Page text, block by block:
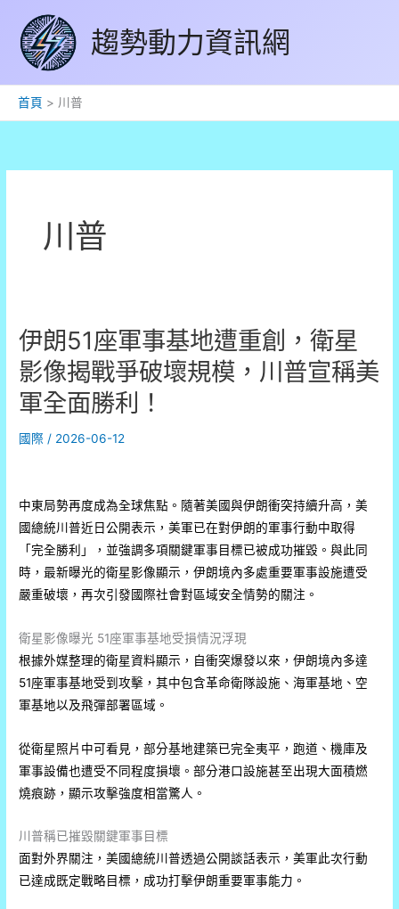
容
趨勢動力資訊網
首頁 川普
川普
伊朗51座軍事基地遭重創，衛星
影像揭戰爭破壞規模，川普宣稱美
軍全面勝利！
國際 / 2026-06-12
中東局勢再度成為全球焦點。隨著美國與伊朗衝突持續升高，美
國總統川普近日公開表示，美軍已在對伊朗的軍事行動中取得
「完全勝利」，並強調多項關鍵軍事目標已被成功摧毀。與此同
時，最新曝光的衛星影像顯示，伊朗境內多處重要軍事設施遭受
嚴重破壞，再次引發國際社會對區域安全情勢的關注。
衛星影像曝光 51座軍事基地受損情況浮現
根據外媒整理的衛星資料顯示，自衝突爆發以來，伊朗境內多達
51座軍事基地受到攻擊，其中包含革命衛隊設施、海軍基地、空
軍基地以及飛彈部署區域。
從衛星照片中可看見，部分基地建築已完全夷平，跑道、機庫及
軍事設備也遭受不同程度損壞。部分港口設施甚至出現大面積燃
燒痕跡，顯示攻擊強度相當驚人。
川普稱已摧毀關鍵軍事目標
面對外界關注，美國總統川普透過公開談話表示，美軍此次行動
已達成既定戰略目標，成功打擊伊朗重要軍事能力。